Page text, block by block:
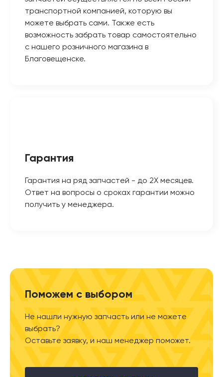
транспортной компанией, которую вы
можете выбрать сами. Также есть
возможность забрать товар самостоятельно
с нашего розничного магазина в
Благовещенске.
Гарантия
Гарантия на ряд запчастей - до 2Х месяцев.
Ответ на вопросы о сроках гарантии можно
получить у менеджера.
Поможем с выбором
Не нашли нужную запчасть или не можете
выбрать?
Оставьте заявку, и наш менеджер поможет.